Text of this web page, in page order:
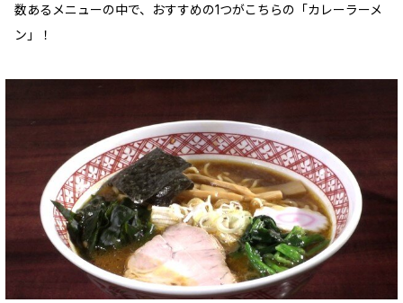
数あるメニューの中で、おすすめの1つがこちらの「カレーラーメ
ン」！